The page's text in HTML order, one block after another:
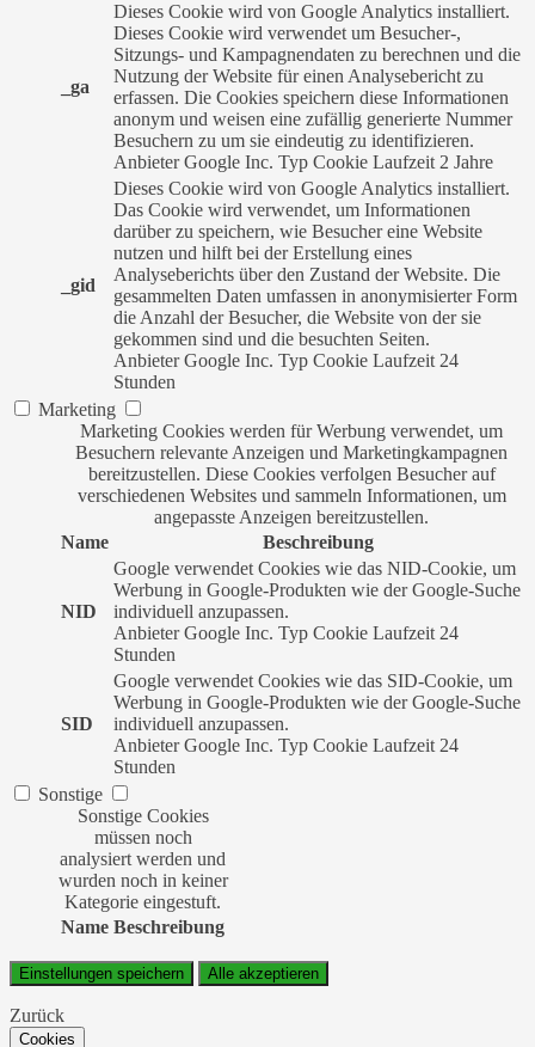
_ga
Dieses Cookie wird von Google Analytics installiert.
Dieses Cookie wird verwendet um Besucher-,
Sitzungs- und Kampagnendaten zu berechnen und die
Nutzung der Website für einen Analysebericht zu
erfassen. Die Cookies speichern diese Informationen
anonym und weisen eine zufällig generierte Nummer
Besuchern zu um sie eindeutig zu identifizieren.
Anbieter Google Inc. Typ Cookie Laufzeit 2 Jahre
_gid
Dieses Cookie wird von Google Analytics installiert.
Das Cookie wird verwendet, um Informationen
darüber zu speichern, wie Besucher eine Website
nutzen und hilft bei der Erstellung eines
Analyseberichts über den Zustand der Website. Die
gesammelten Daten umfassen in anonymisierter Form
die Anzahl der Besucher, die Website von der sie
gekommen sind und die besuchten Seiten.
Anbieter Google Inc. Typ Cookie Laufzeit 24
Stunden
Marketing
Marketing Cookies werden für Werbung verwendet, um
Besuchern relevante Anzeigen und Marketingkampagnen
bereitzustellen. Diese Cookies verfolgen Besucher auf
verschiedenen Websites und sammeln Informationen, um
angepasste Anzeigen bereitzustellen.
Name
Beschreibung
NID
Google verwendet Cookies wie das NID-Cookie, um
Werbung in Google-Produkten wie der Google-Suche
individuell anzupassen.
Anbieter Google Inc. Typ Cookie Laufzeit 24
Stunden
SID
Google verwendet Cookies wie das SID-Cookie, um
Werbung in Google-Produkten wie der Google-Suche
individuell anzupassen.
Anbieter Google Inc. Typ Cookie Laufzeit 24
Stunden
Sonstige
Sonstige Cookies
müssen noch
analysiert werden und
wurden noch in keiner
Kategorie eingestuft.
Name Beschreibung
Einstellungen speichern Alle akzeptieren
Zurück
Cookies